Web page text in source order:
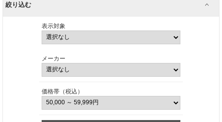
絞り込む
表示対象
メーカー
価格帯（税込）